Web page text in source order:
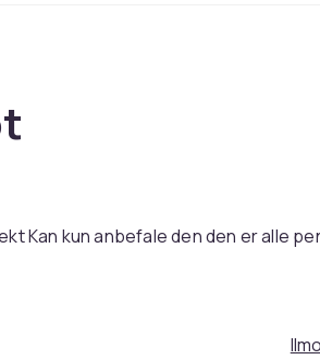
Kan kun anbefale den den er alle